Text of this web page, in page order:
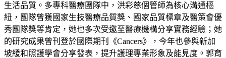
生活品質。多專科醫療團隊中，洪彩慈個管師為核心溝通樞
紐，團隊曾獲國家生技醫療品質獎、國家品質標章及醫策會優
秀團隊獎等肯定，她也多次受邀至醫療機構分享實務經驗；她
的研究成果曾刊登於國際期刊《Cancers》，今年也參與新加
坡緩和照護學會分享發表，提升護理專業形象及能見度。郭育